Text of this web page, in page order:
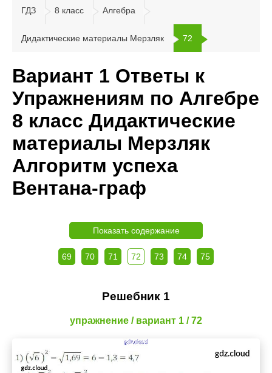
ГДЗ 8 класс Алгебра
Дидактические материалы Мерзляк 72
Вариант 1 Ответы к
Упражнениям по Алгебре
8 класс Дидактические
материалы Мерзляк
Алгоритм успеха
Вентана-граф
Показать содержание
69 70 71 72 73 74 75
Решебник 1
упражнение / вариант 1 / 72